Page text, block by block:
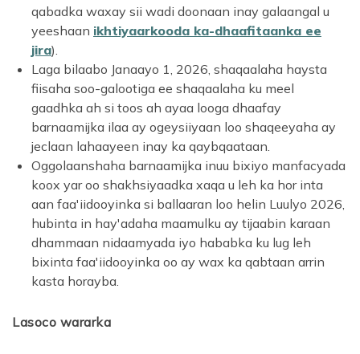
qabadka waxay sii wadi doonaan inay galaangal u
yeeshaan ikhtiyaarkooda ka-dhaafitaanka ee
jira).
Laga bilaabo Janaayo 1, 2026, shaqaalaha haysta
fiisaha soo-galootiga ee shaqaalaha ku meel
gaadhka ah si toos ah ayaa looga dhaafay
barnaamijka ilaa ay ogeysiiyaan loo shaqeeyaha ay
jeclaan lahaayeen inay ka qaybqaataan.
Oggolaanshaha barnaamijka inuu bixiyo manfacyada
koox yar oo shakhsiyaadka xaqa u leh ka hor inta
aan faa'iidooyinka si ballaaran loo helin Luulyo 2026,
hubinta in hay'adaha maamulku ay tijaabin karaan
dhammaan nidaamyada iyo hababka ku lug leh
bixinta faa'iidooyinka oo ay wax ka qabtaan arrin
kasta horayba.
Lasoco wararka